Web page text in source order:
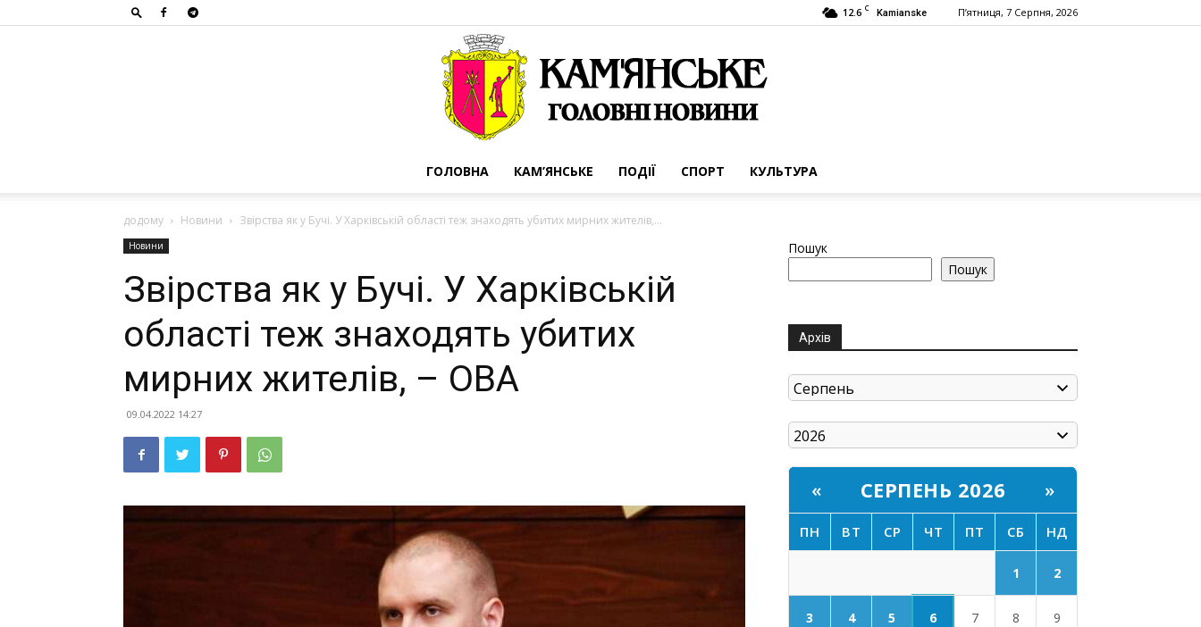
12.6 C Kamianske П’ятниця, 7 Серпня, 2026
ГОЛОВНА КАМ’ЯНСЬКЕ ПОДІЇ СПОРТ КУЛЬТУРА
додому Новини Звірства як у Бучі. У Харківській області теж знаходять убитих мирних жителів,...
Новини
Звірства як у Бучі. У Харківській
області теж знаходять убитих
мирних жителів, – ОВА
09.04.2022 14:27
Пошук
Пошук
Архів
« СЕРПЕНЬ 2026 »
ПН ВТ СР ЧТ ПТ СБ НД
1 2
3 4 5 6 7 8 9